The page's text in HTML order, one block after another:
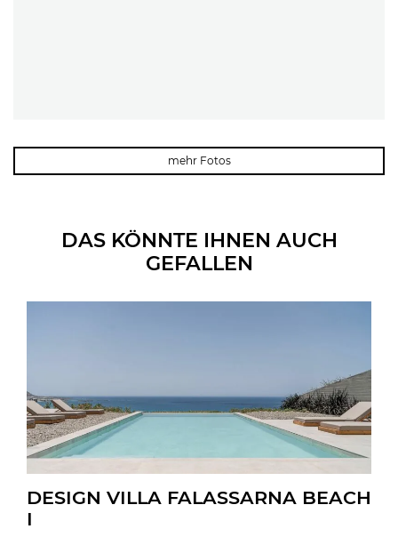
mehr Fotos
DAS KÖNNTE IHNEN AUCH
GEFALLEN
DESIGN VILLA FALASSARNA BEACH
I